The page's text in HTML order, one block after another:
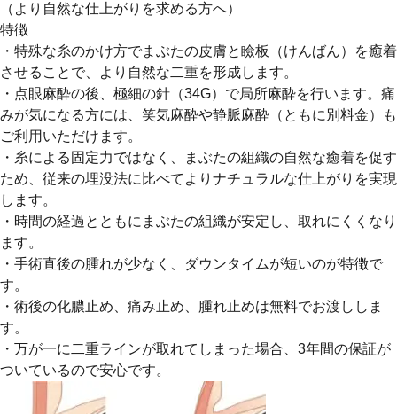
（より自然な仕上がりを求める方へ）
特徴
・特殊な糸のかけ方でまぶたの皮膚と瞼板（けんばん）を癒着
させることで、より自然な二重を形成します。
・点眼麻酔の後、極細の針（34G）で局所麻酔を行います。痛
みが気になる方には、笑気麻酔や静脈麻酔（ともに別料金）も
ご利用いただけます。
・糸による固定力ではなく、まぶたの組織の自然な癒着を促す
ため、従来の埋没法に比べてよりナチュラルな仕上がりを実現
します。
・時間の経過とともにまぶたの組織が安定し、取れにくくなり
ます。
・手術直後の腫れが少なく、ダウンタイムが短いのが特徴で
す。
・術後の化膿止め、痛み止め、腫れ止めは無料でお渡ししま
す。
・万が一に二重ラインが取れてしまった場合、3年間の保証が
ついているので安心です。